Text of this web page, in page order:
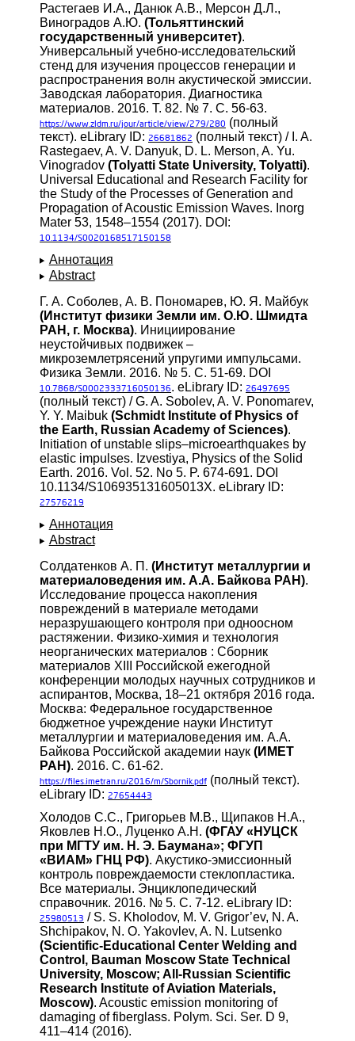
Растегаев И.А., Данюк А.В., Мерсон Д.Л.,
Виноградов А.Ю. (Тольяттинский
государственный университет).
Универсальный учебно-исследовательский
стенд для изучения процессов генерации и
распространения волн акустической эмиссии.
Заводская лаборатория. Диагностика
материалов. 2016. Т. 82. № 7. С. 56-63.
https://www.zldm.ru/jour/article/view/279/280 (полный
текст). eLibrary ID: 26681862 (полный текст) / I. A.
Rastegaev, A. V. Danyuk, D. L. Merson, A. Yu.
Vinogradov (Tolyatti State University, Tolyatti).
Universal Educational and Research Facility for
the Study of the Processes of Generation and
Propagation of Acoustic Emission Waves. Inorg
Mater 53, 1548–1554 (2017). DOI:
10.1134/S0020168517150158
Аннотация
Abstract
Г. А. Соболев, А. В. Пономарев, Ю. Я. Майбук
(Институт физики Земли им. О.Ю. Шмидта
РАН, г. Москва). Инициирование
неустойчивых подвижек –
микроземлетрясений упругими импульсами.
Физика Земли. 2016. № 5. С. 51-69. DOI
10.7868/S0002333716050136. eLibrary ID: 26497695
(полный текст) / G. A. Sobolev, A. V. Ponomarev,
Y. Y. Maibuk (Schmidt Institute of Physics of
the Earth, Russian Academy of Sciences).
Initiation of unstable slips–microearthquakes by
elastic impulses. Izvestiya, Physics of the Solid
Earth. 2016. Vol. 52. No 5. P. 674-691. DOI
10.1134/S106935131605013X. eLibrary ID:
27576219
Аннотация
Abstract
Солдатенков А. П. (Институт металлургии и
материаловедения им. А.А. Байкова РАН).
Исследование процесса накопления
повреждений в материале методами
неразрушающего контроля при одноосном
растяжении. Физико-химия и технология
неорганических материалов : Сборник
материалов XIII Российской ежегодной
конференции молодых научных сотрудников и
аспирантов, Москва, 18–21 октября 2016 года.
Москва: Федеральное государственное
бюджетное учреждение науки Институт
металлургии и материаловедения им. А.А.
Байкова Российской академии наук (ИМЕТ
РАН). 2016. С. 61-62.
https://files.imetran.ru/2016/m/Sbornik.pdf (полный текст).
eLibrary ID: 27654443
Холодов С.С., Григорьев М.В., Щипаков Н.А.,
Яковлев Н.О., Луценко А.Н. (ФГАУ «НУЦСК
при МГТУ им. Н. Э. Баумана»; ФГУП
«ВИАМ» ГНЦ РФ). Акустико-эмиссионный
контроль повреждаемости стеклопластика.
Все материалы. Энциклопедический
справочник. 2016. № 5. С. 7-12. eLibrary ID:
25980513 / S. S. Kholodov, M. V. Grigor’ev, N. A.
Shchipakov, N. O. Yakovlev, A. N. Lutsenko
(Scientific-Educational Center Welding and
Control, Bauman Moscow State Technical
University, Moscow; All-Russian Scientific
Research Institute of Aviation Materials,
Moscow). Acoustic emission monitoring of
damaging of fiberglass. Polym. Sci. Ser. D 9,
411–414 (2016).